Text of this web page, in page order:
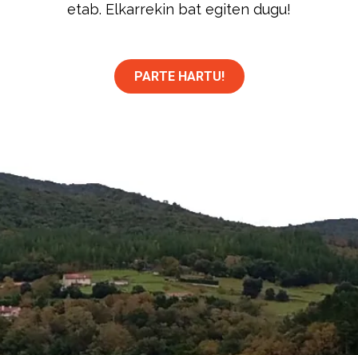
etab. Elkarrekin bat egiten dugu!
PARTE HARTU!